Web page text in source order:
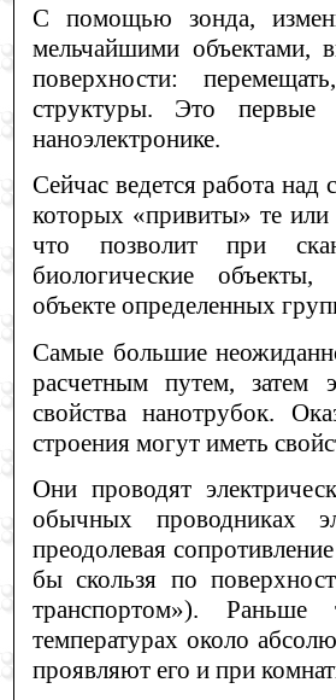
С помощью зонда,
мельчайшими объектами,
поверхности:
структуры. Это
наноэлектронике.
Сейчас ведется работа
которых «привиты» те
что позволит при
биологические
объекте определенных
Самые большие
расчетным путем, затем
свойства нанотрубок.
строения могут иметь
Они проводят
обычных проводниках
преодолевая
бы скользя по
транспортом»).
температурах около
проявляют его и при